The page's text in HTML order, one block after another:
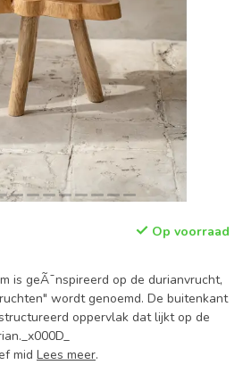
Op voorraad
is geÃ¯nspireerd op de durianvrucht,
wordt genoemd. De buitenkant
oppervlak dat lijkt op de
mid Lees meer.